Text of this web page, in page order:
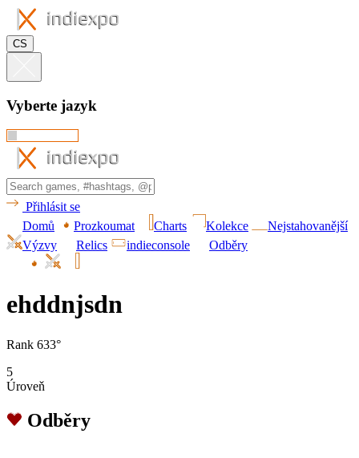
CS
Vyberte jazyk
Přihlásit se
Domů
Prozkoumat Charts Kolekce
Nejstahovanější
Výzvy
Relics indieconsole Odběry
ehddnjsdn
Rank 633°
5
Úroveň
Odběry